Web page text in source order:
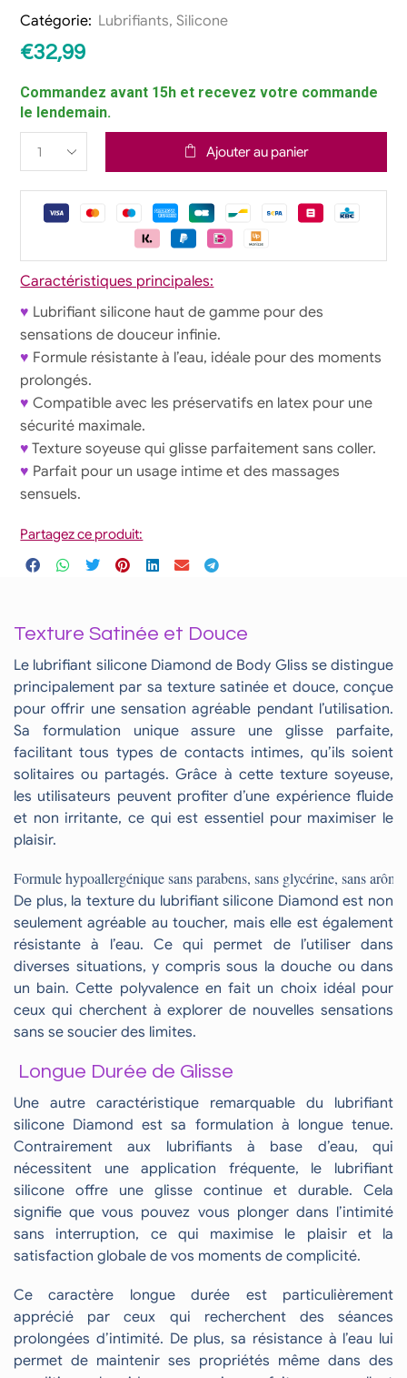
Catégorie: Lubrifiants,Silicone
€32,99
Commandez avant 15h et recevez votre commande
le lendemain.
Ajouter au panier
Caractéristiques principales:
♥ Lubrifiant silicone haut de gamme pour des
sensations de douceur infinie.
♥ Formule résistante à l’eau, idéale pour des moments
prolongés.
♥ Compatible avec les préservatifs en latex pour une
sécurité maximale.
♥ Texture soyeuse qui glisse parfaitement sans coller.
♥ Parfait pour un usage intime et des massages
sensuels.
Partagez ce produit:
Texture Satinée et Douce
Le lubrifiant silicone Diamond de Body Gliss se distingue
principalement par sa texture satinée et douce, conçue
pour offrir une sensation agréable pendant l’utilisation.
Sa formulation unique assure une glisse parfaite,
facilitant tous types de contacts intimes, qu’ils soient
solitaires ou partagés. Grâce à cette texture soyeuse,
les utilisateurs peuvent profiter d’une expérience fluide
et non irritante, ce qui est essentiel pour maximiser le
plaisir.
Formule hypoallergénique sans parabens, sans glycérine, sans
De plus, la texture du lubrifiant silicone Diamond est non
seulement agréable au toucher, mais elle est également
résistante à l’eau. Ce qui permet de l’utiliser dans
diverses situations, y compris sous la douche ou dans
un bain. Cette polyvalence en fait un choix idéal pour
ceux qui cherchent à explorer de nouvelles sensations
sans se soucier des limites.
Longue Durée de Glisse
Une autre caractéristique remarquable du lubrifiant
silicone Diamond est sa formulation à longue tenue.
Contrairement aux lubrifiants à base d’eau, qui
nécessitent une application fréquente, le lubrifiant
silicone offre une glisse continue et durable. Cela
signifie que vous pouvez vous plonger dans l’intimité
sans interruption, ce qui maximise le plaisir et la
satisfaction globale de vos moments de complicité.
Ce caractère longue durée est particulièrement
apprécié par ceux qui recherchent des séances
prolongées d’intimité. De plus, sa résistance à l’eau lui
permet de maintenir ses propriétés même dans des